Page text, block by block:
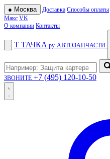
● Москва Доставка Способы оплаты
Макс VK
О компании Контакты
Т ТАЧКА .ру АВТОЗАПЧАСТИ
ЗВОНИТЕ +7 (495) 120-10-50